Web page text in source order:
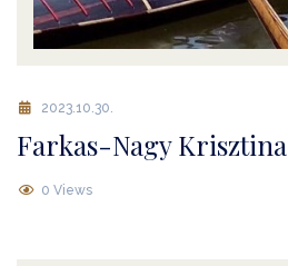
2023.10.30.
Farkas-Nagy Krisztina
0 Views